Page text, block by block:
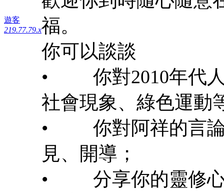
遊客
219.77.79.x福。
你可以談談
• 你對2010年代人
社會現象、綠色運動
• 你對阿祥的言論
見、開導；
• 分享你的靈修心